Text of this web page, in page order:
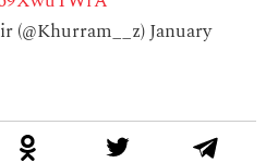
(@Khurram__z)January